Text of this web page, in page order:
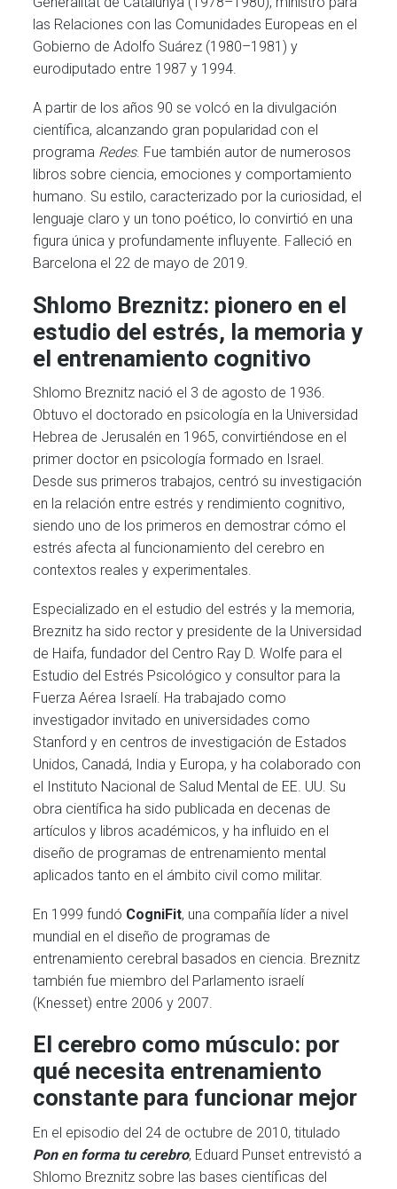
las Relaciones con las Comunidades Europeas en el
Gobierno de Adolfo Suárez (1980–1981) y
eurodiputado entre 1987 y 1994.
A partir de los años 90 se volcó en la divulgación
científica, alcanzando gran popularidad con el
programa Redes. Fue también autor de numerosos
libros sobre ciencia, emociones y comportamiento
humano. Su estilo, caracterizado por la curiosidad, el
lenguaje claro y un tono poético, lo convirtió en una
figura única y profundamente influyente. Falleció en
Barcelona el 22 de mayo de 2019.
Shlomo Breznitz: pionero en el
estudio del estrés, la memoria y
el entrenamiento cognitivo
Shlomo Breznitz nació el 3 de agosto de 1936.
Obtuvo el doctorado en psicología en la Universidad
Hebrea de Jerusalén en 1965, convirtiéndose en el
primer doctor en psicología formado en Israel.
Desde sus primeros trabajos, centró su investigación
en la relación entre estrés y rendimiento cognitivo,
siendo uno de los primeros en demostrar cómo el
estrés afecta al funcionamiento del cerebro en
contextos reales y experimentales.
Especializado en el estudio del estrés y la memoria,
Breznitz ha sido rector y presidente de la Universidad
de Haifa, fundador del Centro Ray D. Wolfe para el
Estudio del Estrés Psicológico y consultor para la
Fuerza Aérea Israelí. Ha trabajado como
investigador invitado en universidades como
Stanford y en centros de investigación de Estados
Unidos, Canadá, India y Europa, y ha colaborado con
el Instituto Nacional de Salud Mental de EE. UU. Su
obra científica ha sido publicada en decenas de
artículos y libros académicos, y ha influido en el
diseño de programas de entrenamiento mental
aplicados tanto en el ámbito civil como militar.
En 1999 fundó CogniFit, una compañía líder a nivel
mundial en el diseño de programas de
entrenamiento cerebral basados en ciencia. Breznitz
también fue miembro del Parlamento israelí
(Knesset) entre 2006 y 2007.
El cerebro como músculo: por
qué necesita entrenamiento
constante para funcionar mejor
En el episodio del 24 de octubre de 2010, titulado
Pon en forma tu cerebro, Eduard Punset entrevistó a
Shlomo Breznitz sobre las bases científicas del